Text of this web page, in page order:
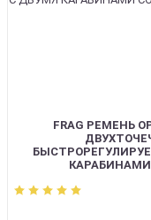
FRAG РЕМЕНЬ
КАРАБИНАМИ